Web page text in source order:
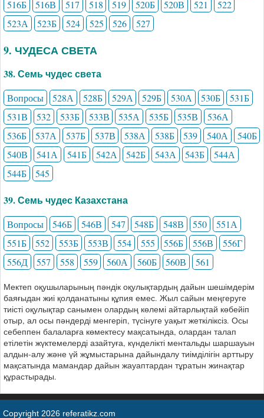
516Б
516В 517 518 519 520Б 520В 521
522
523А
523Б 524 525 526 527
9. ЧУДЕСА СВЕТА
38. Семь чудес света
Вопросы 528А 528Б 529А 529Б 530А 530Б
531Б
531В
532 533Б 533В 535А 535Б 535В
536А
536Б
537А 537Б 537В 538А 538Б 539 540А
540Б
540В
541А 541Б 542А 542Б 543А 543Б
544А
544Б
545
39. Семь чудес Казахстана
Вопросы 546Б 546В 547 548Б 548В 550
551А
551Б
552 553Б 553В 554 555 556Б 556В
556Г
556Д
557 558 559 560А 560Б 560В 561
Мектеп оқушыларының пәндік оқулықтардың дайын шешімдерім
баяғыдан жиі қолданатыны құпия емес. Жыл сайын меңгеруге
тиісті оқулықтар санымен олардың көлемі айтарлықтай көбейіп
отыр, ал осы пәндерді менгеріп, түсінуге уақыт жеткіліксіз. Осы
себеппен балаларға көмектесу мақсатында, олардан талап
етілетін жүктемелерді азайтуға, күнделікті ментальды шаршауын
алдын-алу және үй жұмыстарына дайындалу тиімділігін арттыру
мақсатында мамандар дайын жауаптардан тұратын жинақтар
құрастырады.
Copyright 2026 referatikz.com